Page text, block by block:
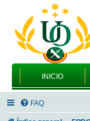
INICIO
FAQ